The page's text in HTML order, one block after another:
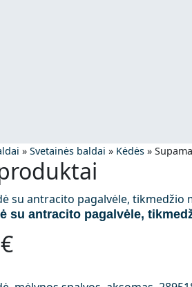
» Svetainės baldai » Kėdės »
su antracito pagalvėle,
€